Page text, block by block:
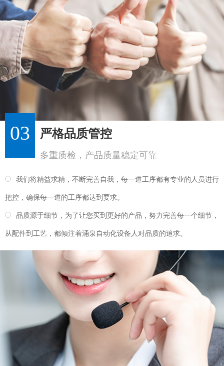
03 严格品质管控
多重质检，产品质量稳定可靠
我们将精益求精，不断完善自我，每一道工序都有专业的人员进行
把控，确保每一道的工序都达到要求。
品质源于细节，为了让您买到更好的产品，努力完善每一个细节，
从配件到工艺，都倾注着涌泉自动化设备人对品质的追求。